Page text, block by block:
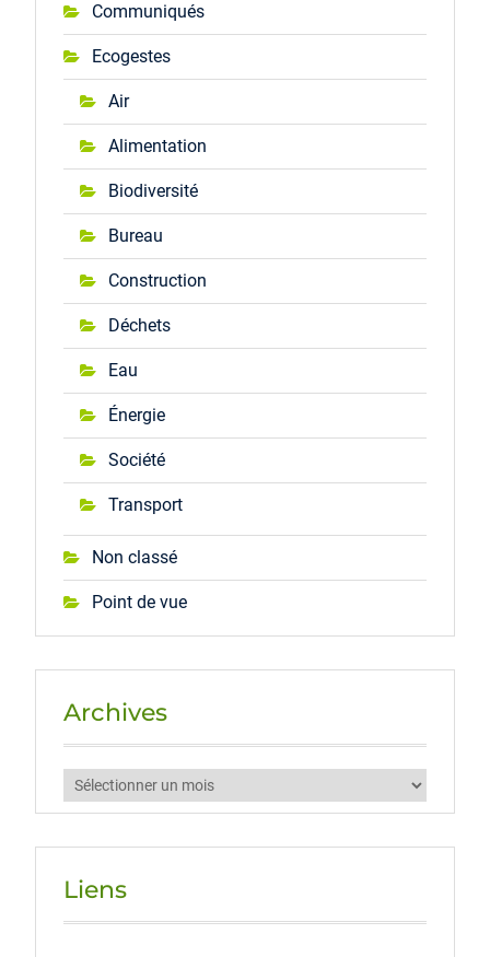
Communiqués
Ecogestes
Air
Alimentation
Biodiversité
Bureau
Construction
Déchets
Eau
Énergie
Société
Transport
Non classé
Point de vue
Archives
Archives
Liens